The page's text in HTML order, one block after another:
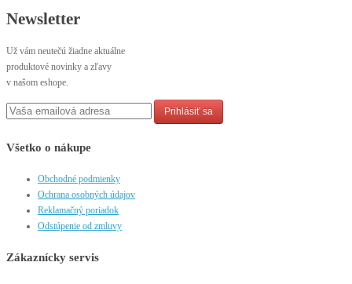
Newsletter
Už vám neutečú žiadne aktuálne
produktové novinky a zľavy
v našom eshope.
Prihlásiť sa
Všetko o nákupe
Obchodné podmienky
Ochrana osobných údajov
Reklamačný poriadok
Odstúpenie od zmluvy
Zákaznícky servis